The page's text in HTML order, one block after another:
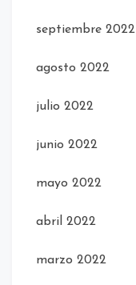
septiembre 2022
agosto 2022
julio 2022
junio 2022
mayo 2022
abril 2022
marzo 2022